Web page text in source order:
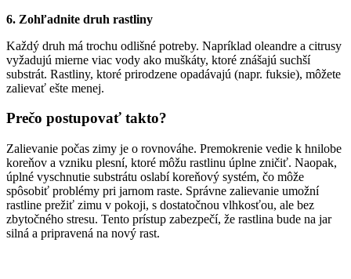
6. Zohľadnite druh rastliny
Každý druh má trochu odlišné potreby. Napríklad oleandre a citrusy
vyžadujú mierne viac vody ako muškáty, ktoré znášajú suchší
substrát. Rastliny, ktoré prirodzene opadávajú (napr. fuksie), môžete
zalievať ešte menej.
Prečo postupovať takto?
Zalievanie počas zimy je o rovnováhe. Premokrenie vedie k hnilobe
koreňov a vzniku plesní, ktoré môžu rastlinu úplne zničiť. Naopak,
úplné vyschnutie substrátu oslabí koreňový systém, čo môže
spôsobiť problémy pri jarnom raste. Správne zalievanie umožní
rastline prežiť zimu v pokoji, s dostatočnou vlhkosťou, ale bez
zbytočného stresu. Tento prístup zabezpečí, že rastlina bude na jar
silná a pripravená na nový rast.